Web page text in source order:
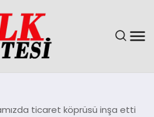
ticaret köprüsü inşa etti